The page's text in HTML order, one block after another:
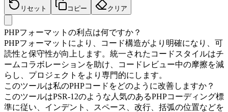
リセット コピー クリア
PHPフォーマットの利点は何ですか？
PHPフォーマットにより、コード構造がより明確になり、可
読性と保守性が向上します。統一されたコードスタイルはチ
ームコラボレーションを助け、コードレビュー中の摩擦を減
らし、プロジェクトをより専門的にします。
このツールは私のPHPコードをどのように改善しますか？
このツールはPSR-12のような人気のあるPHPコーディング標
準に従い、インデント、スペース、改行、括弧の位置などを